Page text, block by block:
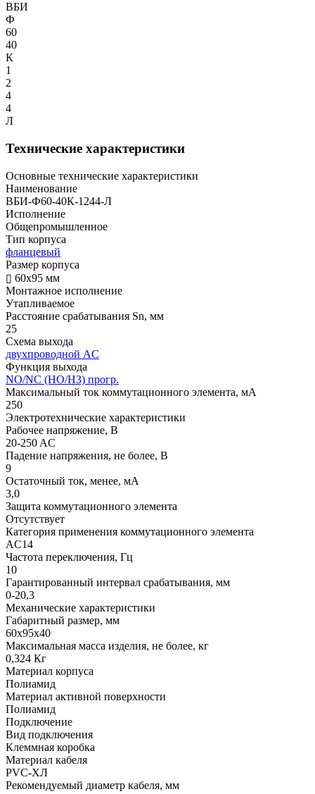
ВБИ
Ф
60
40
К
1
2
4
4
Л
Технические характеристики
Основные технические характеристики
Наименование
ВБИ-Ф60-40К-1244-Л
Исполнение
Общепромышленное
Тип корпуса
фланцевый
Размер корпуса
▯ 60х95 мм
Монтажное исполнение
Утапливаемое
Расстояние срабатывания Sn, мм
25
Схема выхода
двухпроводной AC
Функция выхода
NO/NC (НО/НЗ) прогр.
Максимальный ток коммутационного элемента, мА
250
Электротехнические характеристики
Рабочее напряжение, В
20-250 AC
Падение напряжения, не более, В
9
Остаточный ток, менее, мА
3,0
Защита коммутационного элемента
Отсутствует
Категория применения коммутационного элемента
АC14
Частота переключения, Гц
10
Гарантированный интервал срабатывания, мм
0-20,3
Механические характеристики
Габаритный размер, мм
60х95х40
Максимальная масса изделия, не более, кг
0,324 Кг
Материал корпуса
Полиамид
Материал активной поверхности
Полиамид
Подключение
Вид подключения
Клеммная коробка
Материал кабеля
PVC-ХЛ
Рекомендуемый диаметр кабеля, мм